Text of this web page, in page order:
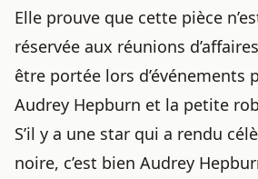
Elle prouve que cette pièce
réservée aux réunions
être portée lors d’événements
Audrey Hepburn et la petite
S’il y a une star qui a rendu
noire, c’est bien Audrey